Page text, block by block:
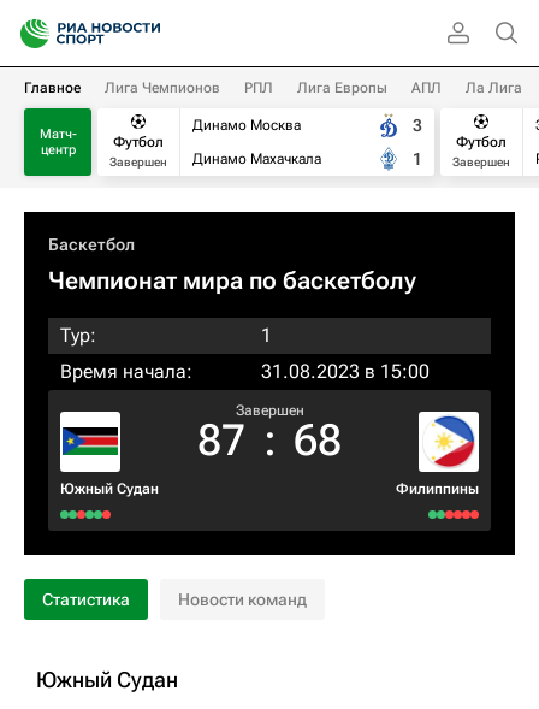
Главное Лига Чемпионов РПЛ Лига Европы АПЛ Ла Лига
Матч-
центр
Футбол
Завершен
Динамо Москва
Динамо Махачкала
3
1
Футбол
Завершен
Баскетбол
Чемпионат мира по баскетболу
Тур:
1
Время начала:
31.08.2023 в 15:00
Южный Судан
Завершен
87 : 68
Филиппины
Статистика Новости команд
Южный Судан